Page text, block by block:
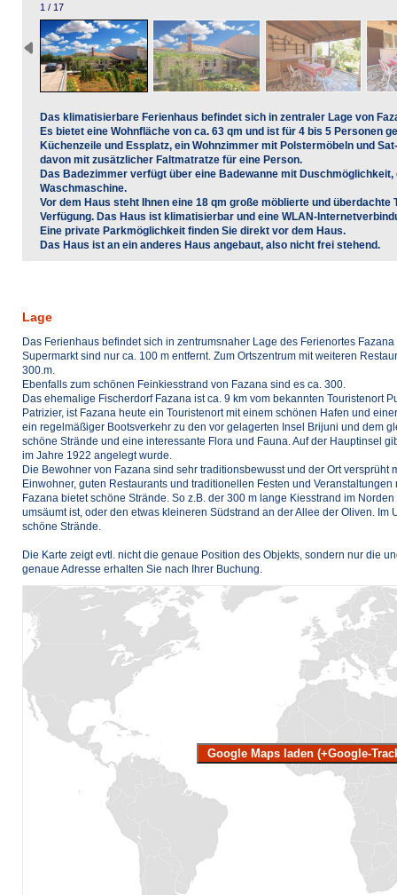
1 / 17
Das klimatisierbare Ferienhaus befindet sich in zentraler Lage von
Es bietet eine Wohnfläche von ca. 63 qm und ist für 4 bis 5 Personen
Küchenzeile und Essplatz, ein Wohnzimmer mit Polstermöbeln und
davon mit zusätzlicher Faltmatratze für eine Person.
Das Badezimmer verfügt über eine Badewanne mit Duschmöglichkeit,
Waschmaschine.
Vor dem Haus steht Ihnen eine 18 qm große möblierte und
Verfügung. Das Haus ist klimatisierbar und eine WLAN-
Eine private Parkmöglichkeit finden Sie direkt vor dem Haus.
Das Haus ist an ein anderes Haus angebaut, also nicht frei stehend.
Lage
Das Ferienhaus befindet sich in zentrumsnaher Lage des Ferienortes
Supermarkt sind nur ca. 100 m entfernt. Zum Ortszentrum mit weiteren
300.m.
Ebenfalls zum schönen Feinkiesstrand von Fazana sind es ca. 300.
Das ehemalige Fischerdorf Fazana ist ca. 9 km vom bekannten Touristenort
Patrizier, ist Fazana heute ein Touristenort mit einem schönen Hafen und
ein regelmäßiger Bootsverkehr zu den vor gelagerten Insel Brijuni und dem
schöne Strände und eine interessante Flora und Fauna. Auf der Hauptinsel
im Jahre 1922 angelegt wurde.
Die Bewohner von Fazana sind sehr traditionsbewusst und der Ort
Einwohner, guten Restaurants und traditionellen Festen und
Fazana bietet schöne Strände. So z.B. der 300 m lange Kiesstrand im
umsäumt ist, oder den etwas kleineren Südstrand an der Allee der Oliven. Im
schöne Strände.
Die Karte zeigt evtl. nicht die genaue Position des Objekts, sondern nur die
genaue Adresse erhalten Sie nach Ihrer Buchung.
Google Maps laden (+Google-